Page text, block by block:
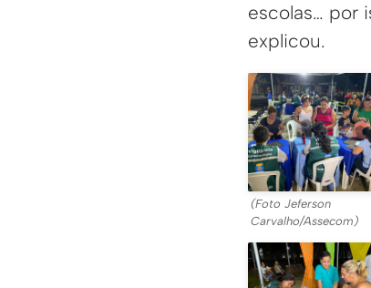
escolas… por
explicou.
(Foto Jeferson
Carvalho/Assecom)